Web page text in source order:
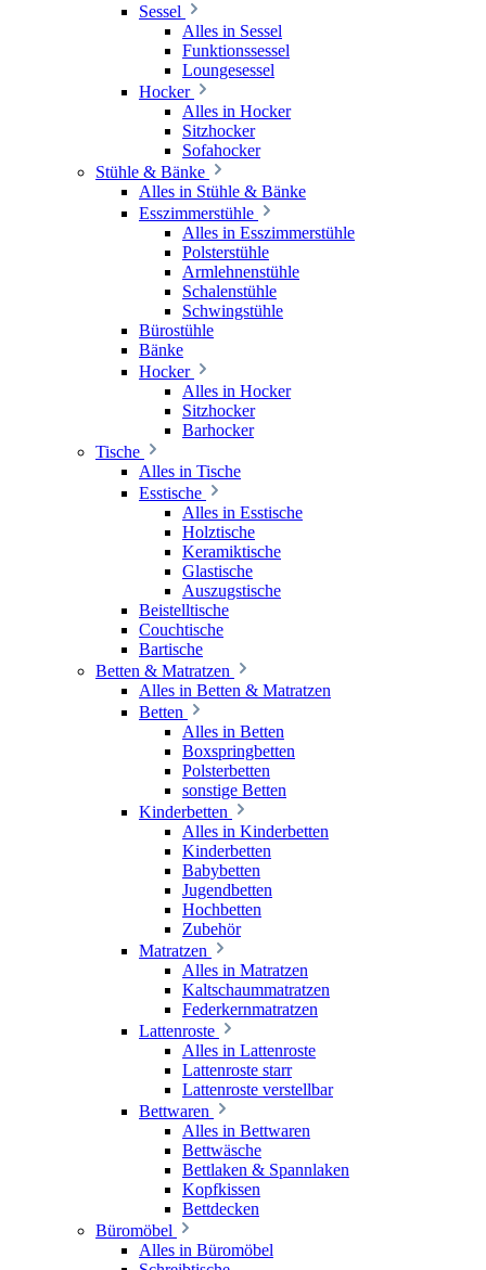
Sessel
Alles in Sessel
Funktionssessel
Loungesessel
Hocker
Alles in Hocker
Sitzhocker
Sofahocker
Stühle & Bänke
Alles in Stühle & Bänke
Esszimmerstühle
Alles in Esszimmerstühle
Polsterstühle
Armlehnenstühle
Schalenstühle
Schwingstühle
Bürostühle
Bänke
Hocker
Alles in Hocker
Sitzhocker
Barhocker
Tische
Alles in Tische
Esstische
Alles in Esstische
Holztische
Keramiktische
Glastische
Auszugstische
Beistelltische
Couchtische
Bartische
Betten & Matratzen
Alles in Betten & Matratzen
Betten
Alles in Betten
Boxspringbetten
Polsterbetten
sonstige Betten
Kinderbetten
Alles in Kinderbetten
Kinderbetten
Babybetten
Jugendbetten
Hochbetten
Zubehör
Matratzen
Alles in Matratzen
Kaltschaummatratzen
Federkernmatratzen
Lattenroste
Alles in Lattenroste
Lattenroste starr
Lattenroste verstellbar
Bettwaren
Alles in Bettwaren
Bettwäsche
Bettlaken & Spannlaken
Kopfkissen
Bettdecken
Büromöbel
Alles in Büromöbel